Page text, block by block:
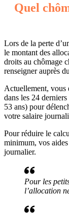
Quel
Lors de la perte
le montant des
droits au chômage
renseigner auprès
Actuellement, vous
dans les 24
53 ans) pour
votre salaire
Pour réduire le
minimum, vos
journalier.
Pour les
l’allocation